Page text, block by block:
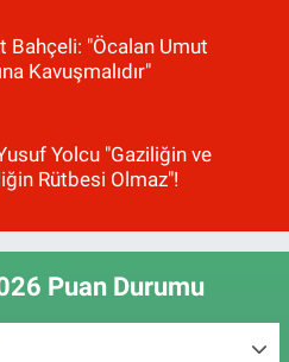
Bahçeli: "Öcalan Umut
Kavuşmalıdır"
Yolcu "Gaziliğin ve
Rütbesi Olmaz"!
Puan Durumu